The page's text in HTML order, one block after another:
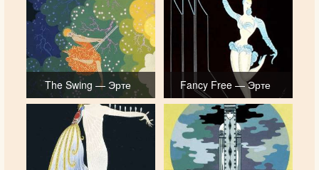
The Swing — Эрте Fancy Free — Эрте